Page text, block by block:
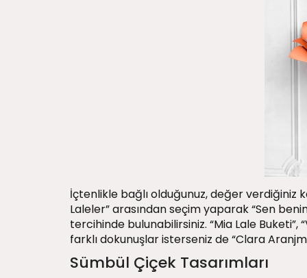
İçtenlikle bağlı olduğunuz, değer verdiğiniz
Laleler” arasından seçim yaparak “Sen
tercihinde bulunabilirsiniz. “Mia Lale
farklı dokunuşlar isterseniz de “Clara
Sümbül Çiçek Tasarımları